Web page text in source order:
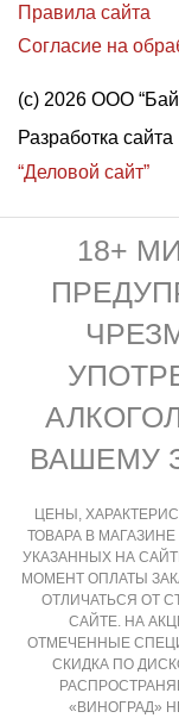
Правила сайта
Согласие на
(с) 2026 ООО
Разработка сайта
“Деловой сайт”
18+
ВАШЕМУ
ЦЕНЫ,
ТОВАРА В
УКАЗАННЫХ НА
МОМЕНТ ОПЛАТЫ
ОТЛИЧАТЬСЯ ОТ
САЙТЕ. НА
ОТМЕЧЕННЫЕ
СКИДКА ПО
«ВИНОГРАД»